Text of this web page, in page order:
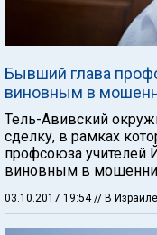
Бывший глава
виновным в
Тель-Авивский
сделку, в рамках
профсоюза учителей
виновным в
03.10.2017 19:54// В Израиле